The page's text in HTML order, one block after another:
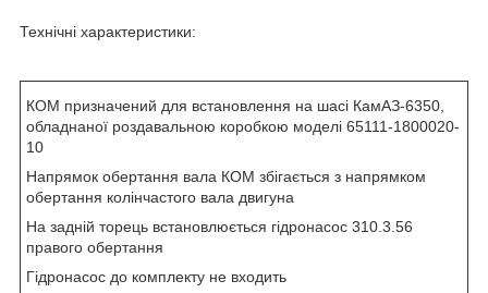
Технічні характеристики:
КОМ призначений для встановлення на шасі КамАЗ-6350,
обладнаної роздавальною коробкою моделі 65111-1800020-
10
Напрямок обертання вала КОМ збігається з напрямком
обертання колінчастого вала двигуна
На задній торець встановлюється гідронасос 310.3.56
правого обертання
Гідронасос до комплекту не входить